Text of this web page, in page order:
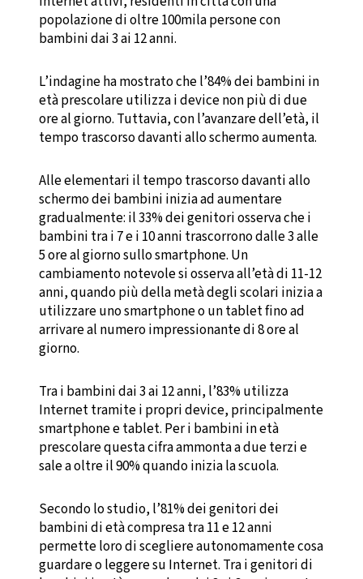
popolazione di oltre 100mila persone con
bambini dai 3 ai 12 anni.
L’indagine ha mostrato che l’84% dei bambini in
età prescolare utilizza i device non più di due
ore al giorno. Tuttavia, con l’avanzare dell’età, il
tempo trascorso davanti allo schermo aumenta.
Alle elementari il tempo trascorso davanti allo
schermo dei bambini inizia ad aumentare
gradualmente: il 33% dei genitori osserva che i
bambini tra i 7 e i 10 anni trascorrono dalle 3 alle
5 ore al giorno sullo smartphone. Un
cambiamento notevole si osserva all’età di 11-12
anni, quando più della metà degli scolari inizia a
utilizzare uno smartphone o un tablet fino ad
arrivare al numero impressionante di 8 ore al
giorno.
Tra i bambini dai 3 ai 12 anni, l’83% utilizza
Internet tramite i propri device, principalmente
smartphone e tablet. Per i bambini in età
prescolare questa cifra ammonta a due terzi e
sale a oltre il 90% quando inizia la scuola.
Secondo lo studio, l’81% dei genitori dei
bambini di età compresa tra 11 e 12 anni
permette loro di scegliere autonomamente cosa
guardare o leggere su Internet. Tra i genitori di